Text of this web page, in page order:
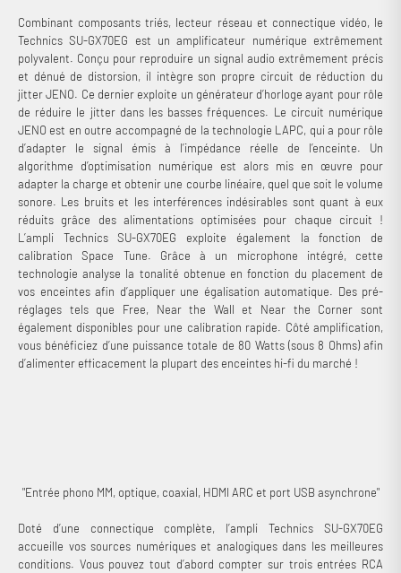
Combinant composants triés, lecteur réseau et connectique vidéo, le
Technics SU-GX70EG est un amplificateur numérique extrêmement
polyvalent. Conçu pour reproduire un signal audio extrêmement précis
et dénué de distorsion, il intègre son propre circuit de réduction du
jitter JENO. Ce dernier exploite un générateur d’horloge ayant pour rôle
de réduire le jitter dans les basses fréquences. Le circuit numérique
JENO est en outre accompagné de la technologie LAPC, qui a pour rôle
d’adapter le signal émis à l’impédance réelle de l’enceinte. Un
algorithme d’optimisation numérique est alors mis en œuvre pour
adapter la charge et obtenir une courbe linéaire, quel que soit le volume
sonore. Les bruits et les interférences indésirables sont quant à eux
réduits grâce des alimentations optimisées pour chaque circuit !
L’ampli Technics SU-GX70EG exploite également la fonction de
calibration Space Tune. Grâce à un microphone intégré, cette
technologie analyse la tonalité obtenue en fonction du placement de
vos enceintes afin d’appliquer une égalisation automatique. Des pré-
réglages tels que Free, Near the Wall et Near the Corner sont
également disponibles pour une calibration rapide. Côté amplification,
vous bénéficiez d’une puissance totale de 80 Watts (sous 8 Ohms) afin
d’alimenter efficacement la plupart des enceintes hi-fi du marché !
"Entrée phono MM, optique, coaxial, HDMI ARC et port USB asynchrone"
Doté d’une connectique complète, l’ampli Technics SU-GX70EG
accueille vos sources numériques et analogiques dans les meilleures
conditions. Vous pouvez tout d’abord compter sur trois entrées RCA